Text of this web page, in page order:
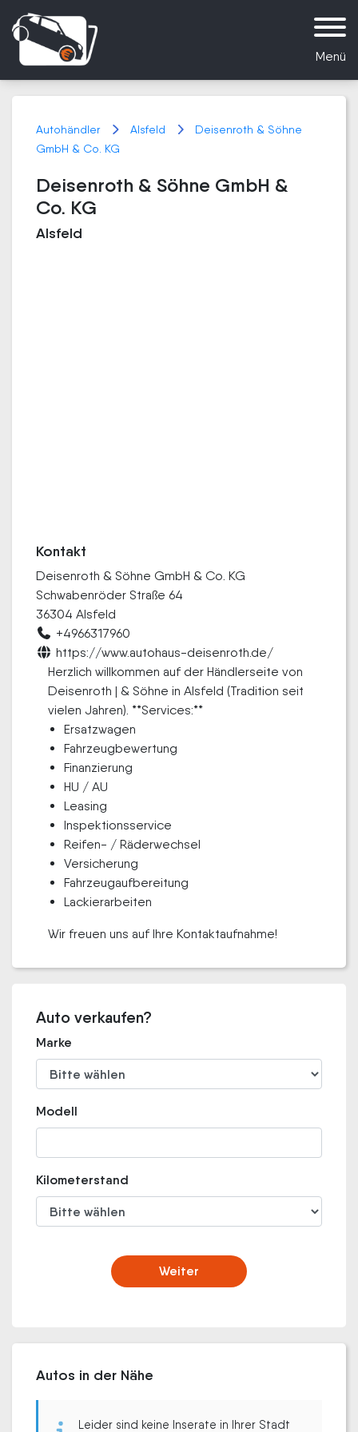
Menü
Autohändler Alsfeld
Deisenroth & Söhne
GmbH & Co. KG
Deisenroth & Söhne GmbH &
Co. KG
Alsfeld
Kontakt
Deisenroth & Söhne GmbH & Co. KG
Schwabenröder Straße 64
36304 Alsfeld
+4966317960
https://www.autohaus-deisenroth.de/
Herzlich willkommen auf der Händlerseite von
Deisenroth | & Söhne in Alsfeld (Tradition seit
vielen Jahren). **Services:**
Ersatzwagen
Fahrzeugbewertung
Finanzierung
HU / AU
Leasing
Inspektionsservice
Reifen- / Räderwechsel
Versicherung
Fahrzeugaufbereitung
Lackierarbeiten
Wir freuen uns auf Ihre Kontaktaufnahme!
Auto verkaufen?
Marke
Modell
Kilometerstand
Weiter
Autos in der Nähe
Leider sind keine Inserate in Ihrer Stadt